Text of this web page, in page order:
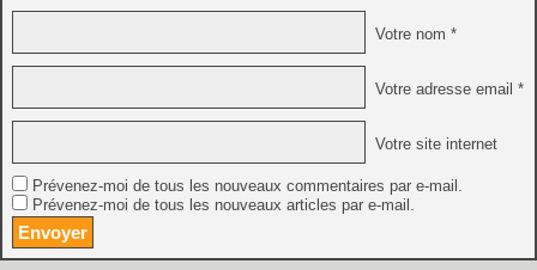
Votre nom *
Votre adresse email *
Votre site internet
Prévenez-moi de tous les nouveaux commentaires par e-mail.
Prévenez-moi de tous les nouveaux articles par e-mail.